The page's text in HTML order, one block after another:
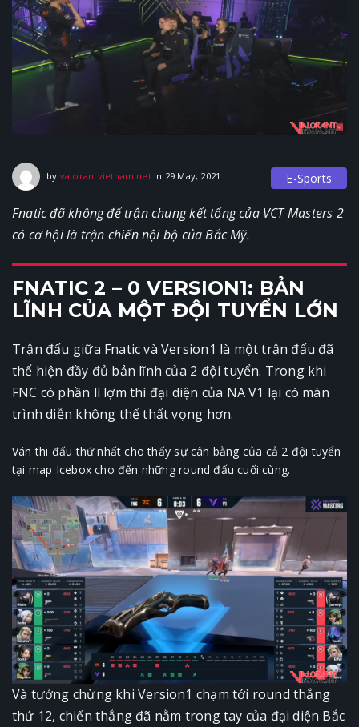
by valorantvietnam.netin 29 May, 2021 29 May, 2021
E-Sports
Fnatic đã không để trận chung kết tổng của VCT Masters 2
có cơ hội là trận chiến nội bộ của Bắc Mỹ.
FNATIC 2 – 0 VERSION1: BẢN
LĨNH CỦA MỘT ĐỘI TUYỂN LỚN
Trận đấu giữa Fnatic và Version1 là một trận đấu đã
thể hiện đầy đủ bản lĩnh của 2 đội tuyển. Trong khi
FNC có phần lì lợm thì đại diện của NA V1 lại có màn
trình diễn không thể thất vọng hơn.
Ván thi đấu thứ nhất cho thấy sự cân bằng của cả 2 đội tuyển
tại map Icebox cho đến những round đấu cuối cùng.
Và tưởng chừng khi Version1 chạm tới round thắng
thứ 12, chiến thắng đã nằm trong tay của đại diện Bắc